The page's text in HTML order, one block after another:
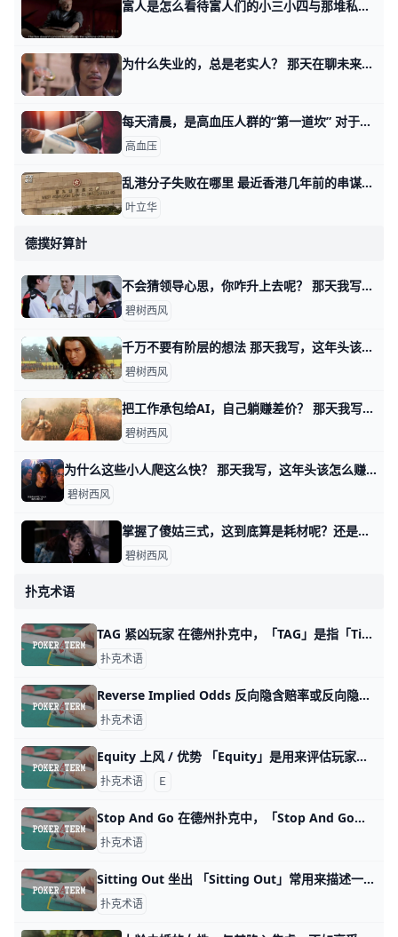
富人是怎么看待富人们的小三小四与那堆私生子？ 回答一个满级读者的问题。 因为工作的缘故，他在银行的私行部门，就是负责对接大客户，也接触了不少的富老头。 他有个问题想不明白，你比如，我是说假如
为什么失业的，总是老实人？ 那天在聊未来行业变化的时候，我说十年之后，只怕所有的诺贝尔奖得主，都是AI。 有读者感慨道，都不需要十年，都不需要AI。 即便在当下，他已经感受
每天清晨，是高血压人群的“第一道坎” 对于血压高的人来说，每天醒来就要面临“挑战”。 现代医学发现，血压在早上就像一座蓄势待发的活火山，流行病学调查显示，约40%的心梗和29%的心
高血压
乱港分子失败在哪里 最近香港几年前的串谋颠覆国家政权罪案判了。西九龙裁判法院负责宣判这件香港出的第一宗颠覆国家政权案。 最后有45名反中乱港分子，因为涉颠覆国家政
叶立华
德撲好算計
不会猜领导心思，你咋升上去呢？ 那天我写这年头该怎么赚钱时，我说表演型的工作，很多人是不过滤的，简单说就是拿手下当小白鼠。 你自己去撞南墙吧。 有读者看了之后，感慨说，过滤干净
碧树西风
千万不要有阶层的想法 那天我写，这年头该怎么赚钱时，有读者留言问我说，可不可以认为那四种不同方式下，阶层有所抬升？ 首先，我纠正你一个想法，当然这个想法很普遍，就是
碧树西风
把工作承包给AI，自己躺赚差价？ 那天我写，这年头该怎么赚钱时，有读者问我，如果自己从事的是耗材型的工作，又无心提升。 是不是只要用好AI，让它去当耗材替身，就会迎来春天？ 就像
碧树西风
为什么这些小人爬这么快？ 那天我写，这年头该怎么赚钱时，有个读者留言问我： 他说，他感觉，好像那四个类型，无论哪个，都是小人爬的更加快。 按说不该这么讲，因为有些书生气，
碧树西风
掌握了傻姑三式，这到底算是耗材呢？还是作品？ 那天我讲，这年头该怎么赚钱时，有读者问了我一个非常有意思的问题。 他留言问我说，假设有一个人，掌握了我讲过的傻姑三式，那你觉得他到底从事的是耗
碧树西风
扑克术语
TAG 紧凶玩家 在德州扑克中，「TAG」是指「Tight Aggressive」的缩写，这是一种常见的游戏风格。「Tight」意味着玩家只选择加注或参与游戏时
扑克术语
Reverse Implied Odds 反向隐含赔率或反向隐含机率 Reverse Implied Odds 反向隐含赔率或反向隐含机率，Reverse Implied Odds描述的是一种风险情境：你虽然追到了你想要的牌，但最终却输给了更大的牌，反而赔上更多
扑克术语
Equity 上风 / 优势 「Equity」是用来评估玩家在一手牌中获胜的可能性的术语。通过计算和比较玩家的牌面价值，可以得出不同玩家在特定牌局中的胜算。在面对下注时，
扑克术语 Ｅ
Stop And Go 在德州扑克中，「Stop And Go」是一种游戏策略，通常指的是在先前回合中进行了跟注（Call），然后在下一轮回合中立即进行加注（Raise），
扑克术语
Sitting Out 坐出 「Sitting Out」常用来描述一位玩家暂时离开牌桌，不参与游戏，但保留座位。这种情况可能是因为玩家需要休息、处理其他事情，或者只是想暂时
扑克术语